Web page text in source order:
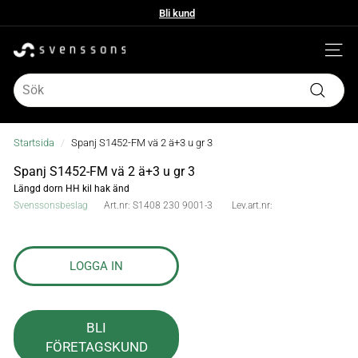
till
innehållet
Pausa
Bli kund
Bli kund
S
v
n
s
s
n
s
b
e
Search
Sök
Startsida / Spanj S1452-FM vä 2 ä+3 u gr 3
Spanj S1452-FM vä 2 ä+3 u gr 3
Längd dorn HH kil hak änd
Svenssonsbeslag
Art.nr: S1408 230 9001-3 Lev.art.nr:
LOGGA IN
BLI
FÖRETAGSKUND